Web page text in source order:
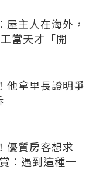
屋主人在海外，
當天才「開
他拿里長證明爭
優質房客想求
：遇到這種一